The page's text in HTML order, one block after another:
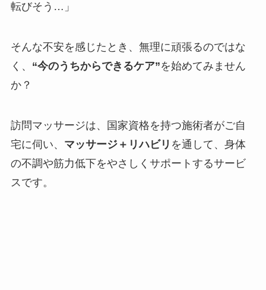
転びそう…」
そんな不安を感じたとき、無理に頑張るのではな
く、 “今のうちからできるケア”を始めてみません
か？
訪問マッサージは、国家資格を持つ施術者がご自
宅に伺い、 マッサージ＋リハビリ を通して、身体
の不調や筋力低下をやさしくサポートするサービ
スです。